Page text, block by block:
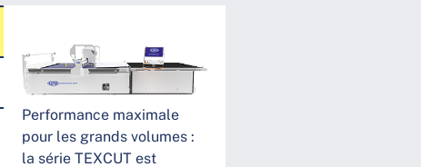
Performance maximale
pour les grands volumes :
la série TEXCUT est